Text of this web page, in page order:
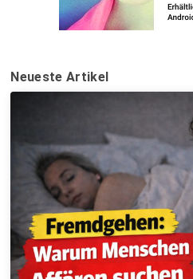
Neueste Artikel